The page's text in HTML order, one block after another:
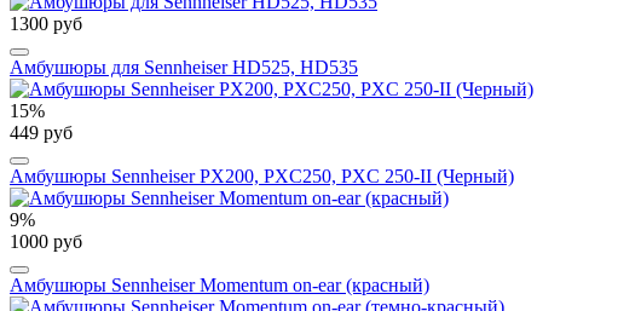
1300 руб
Амбушюры для Sennheiser HD525, HD535
15%
449 руб
Амбушюры Sennheiser PX200, PXC250, PXC 250-II (Черный)
9%
1000 руб
Амбушюры Sennheiser Momentum on-ear (красный)